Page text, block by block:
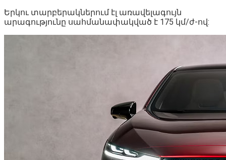
Երկու տարբերակներում էլ առավելագույն
արագությունը սահմանափակված է 175 կմ/ժ-ով: